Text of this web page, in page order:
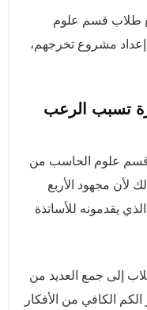
طلاب قسم علوم
مشروع تخرجهم،
تسبب الرعب
علوم الحاسب من
لأن مجهود الأربع
يقدمونه للأساتذة
إلى جمع العديد من
الكافي من الأفكار